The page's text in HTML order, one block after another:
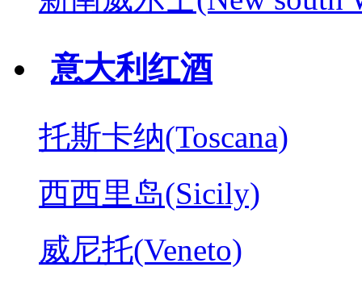
意大利红酒
托斯卡纳(Toscana)
西西里岛(Sicily)
威尼托(Veneto)